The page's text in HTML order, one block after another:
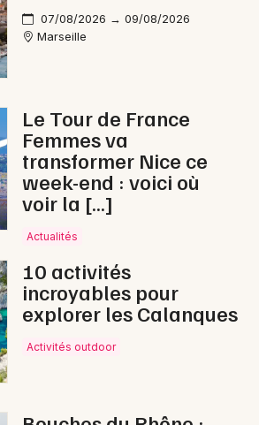
07/08/2026 → 09/08/2026
Marseille
Le Tour de France
Femmes va
transformer Nice ce
week-end : voici où
voir la […]
Actualités
10 activités
incroyables pour
explorer les Calanques
Activités outdoor